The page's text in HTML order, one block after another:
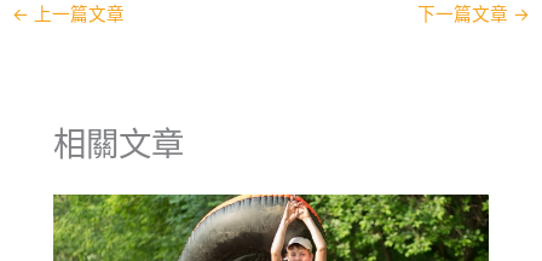
← 上一篇文章 下一篇文章 →
相關文章